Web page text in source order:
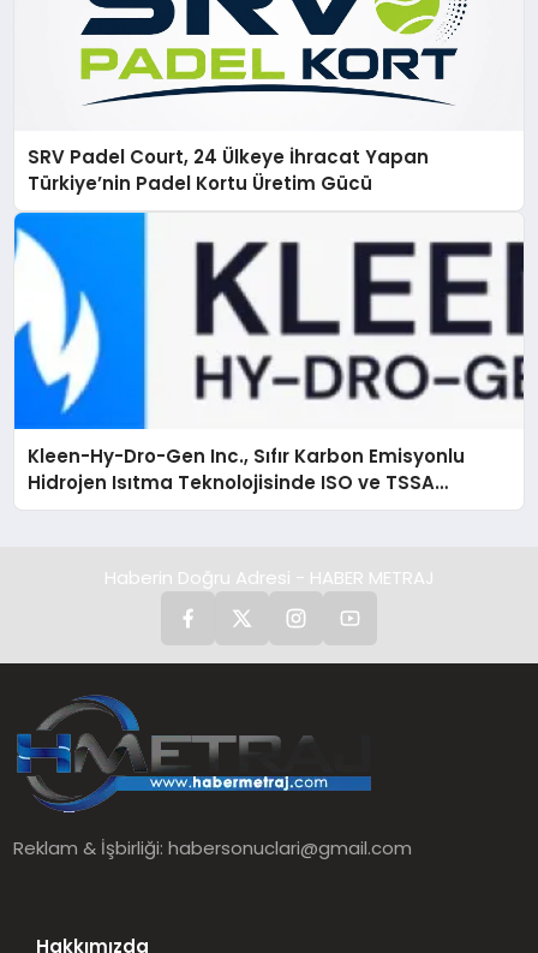
SRV Padel Court, 24 Ülkeye İhracat Yapan
Türkiye’nin Padel Kortu Üretim Gücü
Kleen-Hy-Dro-Gen Inc., Sıfır Karbon Emisyonlu
Hidrojen Isıtma Teknolojisinde ISO ve TSSA
Düzenleyici Onaylarını Aldı
Haberin Doğru Adresi - HABER METRAJ
Reklam & İşbirliği:habersonuclari@gmail.com
Hakkımızda